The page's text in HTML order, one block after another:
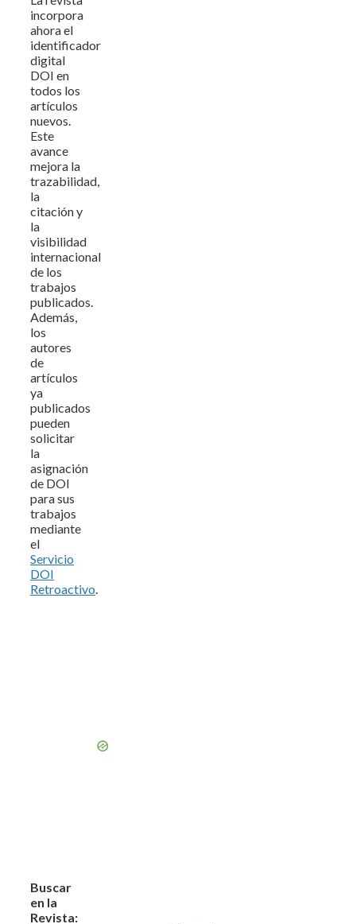
incorpora
ahora el
identificador
digital
DOI en
todos los
artículos
nuevos.
Este
avance
mejora la
trazabilidad,
la
citación y
la
visibilidad
internacional
de los
trabajos
publicados.
Además,
los
autores
de
artículos
ya
publicados
pueden
solicitar
la
asignación
de DOI
para sus
trabajos
mediante
el
Servicio
DOI
Retroactivo.
Buscar
en la
Revista: